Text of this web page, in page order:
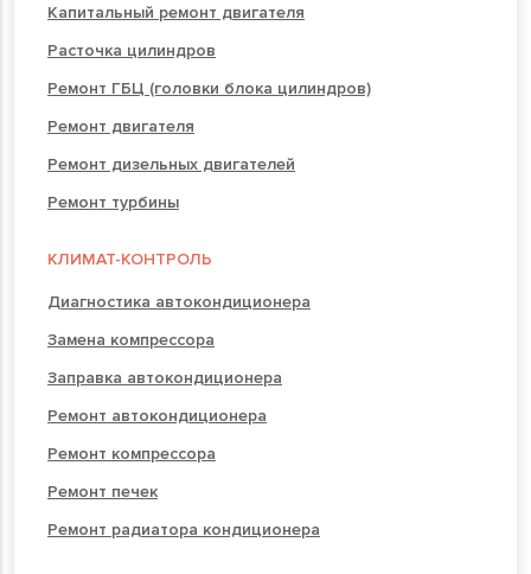
Капитальный ремонт двигателя
Расточка цилиндров
Ремонт ГБЦ (головки блока цилиндров)
Ремонт двигателя
Ремонт дизельных двигателей
Ремонт турбины
КЛИМАТ-КОНТРОЛЬ
Диагностика автокондиционера
Замена компрессора
Заправка автокондиционера
Ремонт автокондиционера
Ремонт компрессора
Ремонт печек
Ремонт радиатора кондиционера